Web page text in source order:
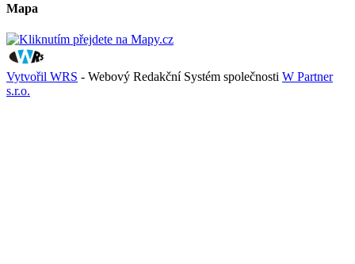
Mapa
Vytvořil WRS - Webový Redakční Systém společnosti W Partner
s.r.o.